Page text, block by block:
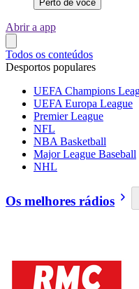
Perto de você
Abrir a app
Todos os conteúdos
Desportos populares
UEFA Champions
UEFA Europa League
Premier League
NFL
NBA Basketball
Major League Baseball
NHL
Os melhores rádios